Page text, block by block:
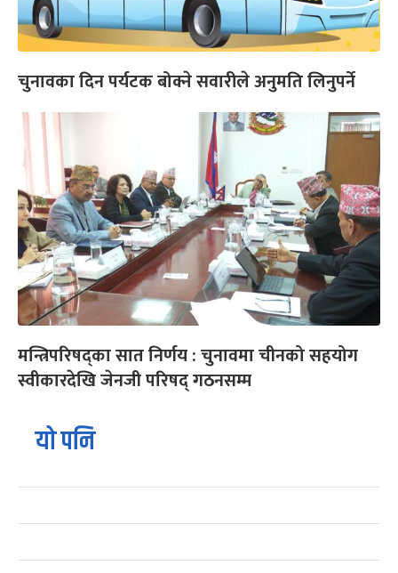
चुनावका दिन पर्यटक बोक्ने सवारीले अनुमति लिनुपर्ने
मन्त्रिपरिषद्का सात निर्णय : चुनावमा चीनको सहयोग
स्वीकारदेखि जेनजी परिषद् गठनसम्म
यो पनि